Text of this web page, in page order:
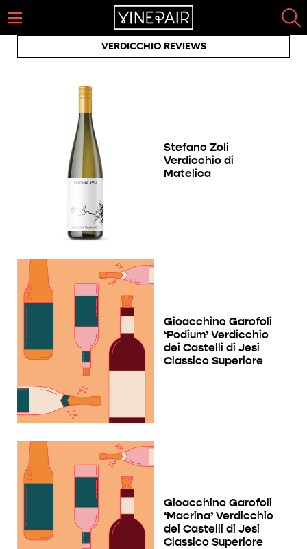
VERDICCHIO REVIEWS
Stefano Zoli
Verdicchio di
Matelica
Gioacchino Garofoli
‘Podium’ Verdicchio
dei Castelli di Jesi
Classico Superiore
Gioacchino Garofoli
‘Macrina’ Verdicchio
dei Castelli di Jesi
Classico Superiore